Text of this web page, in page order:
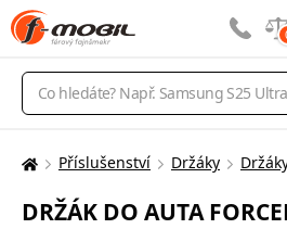
Vyhledávání
Zde
nacházíte:
Příslušenství Držáky
DRŽÁK DO AUTA